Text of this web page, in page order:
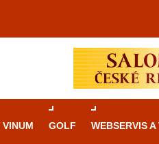
VINUM GOLF WEBSERVIS